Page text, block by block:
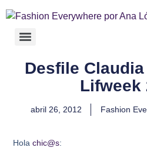
Desfile
Lifweek
abril 26, 2012 Fashion
Holachic@s: